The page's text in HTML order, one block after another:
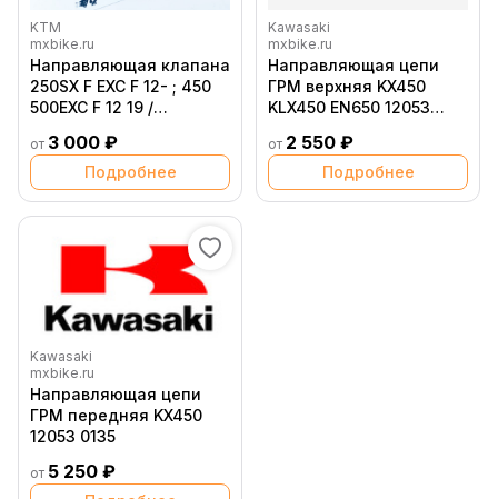
KTM
mxbike.ru
Направляющая клапана
250SX F EXC F 12- ; 450
500EXC F 12 19 /
FE450 501 14 19 / GasGas
MC EC250F 21-
от 3 000 ₽
Подробнее
Kawasaki
mxbike.ru
Направляющая цепи
ГРМ верхняя KX450
KLX450 EN650 12053
от 2 550 ₽
Подробнее
Kawasaki
mxbike.ru
Направляющая цепи
ГРМ передняя KX450
12053 0135
от 5 250 ₽